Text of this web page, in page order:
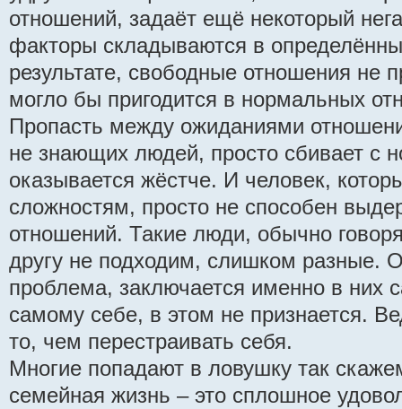
отношений, задаёт ещё некоторый
факторы складываются в
результате, свободные отношения не
могло бы пригодится в нормальных
Пропасть между ожиданиями
не знающих людей, просто сбивает с
оказывается жёстче. И человек,
сложностям, просто не способен
отношений. Такие люди, обычно
другу не подходим, слишком разные.
проблема, заключается именно в них
самому себе, в этом не признается.
то, чем перестраивать себя.
Многие попадают в ловушку так
семейная жизнь – это сплошное